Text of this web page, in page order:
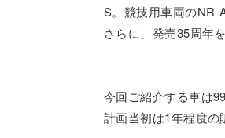
S。競技用車両のNR-
さらに、発売35周年
今回ご紹介する車は
計画当初は1年程度の